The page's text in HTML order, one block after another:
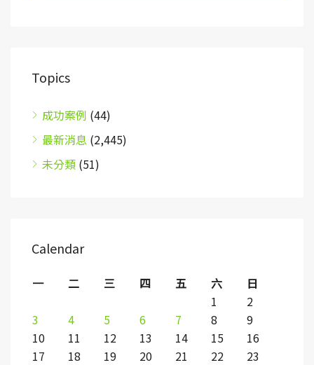
Topics
成功案例 (44)
最新消息 (2,445)
未分類 (51)
Calendar
一 二 三 四 五 六
日
1
2
3
4 5 6 7 8
9
10
11 12 13 14 15
16
17
18 19 20 21 22
23